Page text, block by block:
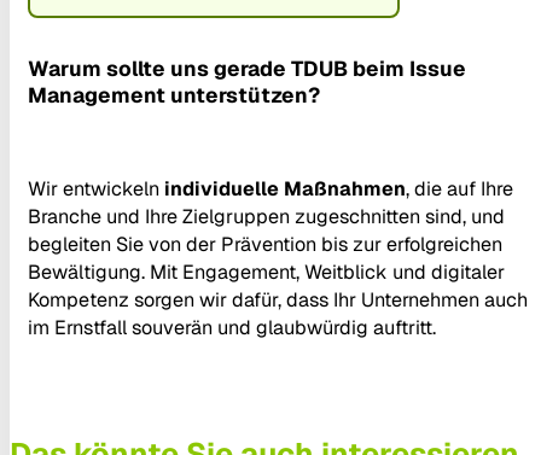
Warum sollte uns gerade TDUB beim Issue
Management unterstützen?
Wir entwickeln individuelle Maßnahmen, die auf Ihre
Branche und Ihre Zielgruppen zugeschnitten sind, und
begleiten Sie von der Prävention bis zur erfolgreichen
Bewältigung. Mit Engagement, Weitblick und digitaler
Kompetenz sorgen wir dafür, dass Ihr Unternehmen auch
im Ernstfall souverän und glaubwürdig auftritt.